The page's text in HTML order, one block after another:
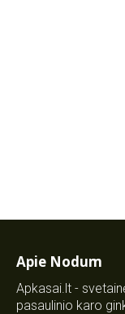
Apie Nodum
Apkasai.lt -
pasaulinio karo